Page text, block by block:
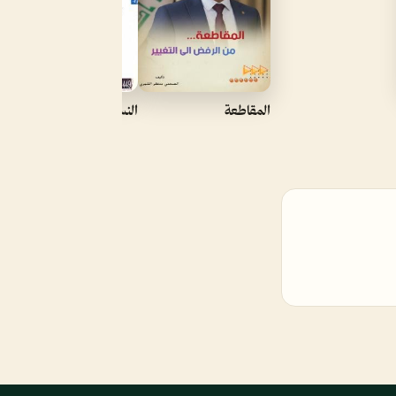
المقاطعة النسوية